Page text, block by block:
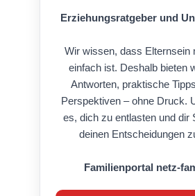
Erziehungsratgeber und
Wir wissen, dass Elternsein
einfach ist. Deshalb bieten
Antworten, praktische
Perspektiven – ohne Druck.
es, dich zu entlasten und dir
deinen Entscheidungen
Familienportal netz-